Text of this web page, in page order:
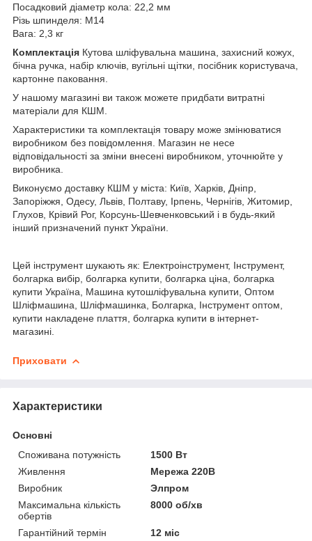
Посадковий діаметр кола: 22,2 мм
Різь шпинделя: М14
Вага: 2,3 кг
Комплектація Кутова шліфувальна машина, захисний кожух,
бічна ручка, набір ключів, вугільні щітки, посібник користувача,
картонне паковання.
У нашому магазині ви також можете придбати витратні
матеріали для КШМ.
Характеристики та комплектація товару може змінюватися
виробником без повідомлення. Магазин не несе
відповідальності за зміни внесені виробником, уточнюйте у
виробника.
Виконуємо доставку КШМ у міста: Київ, Харків, Дніпр,
Запоріжжя, Одесу, Львів, Полтаву, Ірпень, Чернігів, Житомир,
Глухов, Крівий Рог, Корсунь-Шевченковський і в будь-який
інший призначений пункт України.
Цей інструмент шукають як: Електроінструмент, Інструмент,
болгарка вибір, болгарка купити, болгарка ціна, болгарка
купити Україна, Машина кутошліфувальна купити, Оптом
Шліфмашина, Шліфмашинка, Болгарка, Інструмент оптом,
купити накладене плаття, болгарка купити в інтернет-
магазині.
Приховати
Характеристики
Основні
Споживана потужність
1500 Вт
Живлення
Мережа 220В
Виробник
Элпром
Максимальна кількість
обертів
8000 об/хв
Гарантійний термін
12 міс